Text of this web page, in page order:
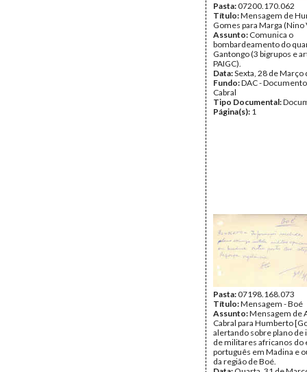
Pasta:07200.170.062
Título:Mensagem de
Gomes para Marga (Nino
Assunto: Comunica o
bombardeamento do
Gantongo (3 bigrupos e
PAIGC).
Data:Sexta, 28 de Março
Fundo:DAC -
Cabral
Tipo Documental:
Página(s): 1
Pasta:07198.168.073
Título:Mensagem - Boé
Assunto:Mensagem de
Cabral para Humberto
alertando sobre plano de
de militares africanos do
português em Madina e
da região de Boé.